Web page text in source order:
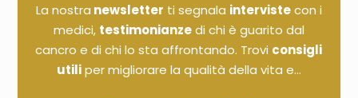
La nostra newsletter ti segnala intervistecon i
medici, testimonianzedi chi è guarito dal
cancro e di chi lo sta affrontando. Trovi consigli
utiliper migliorare la qualità della vita e...